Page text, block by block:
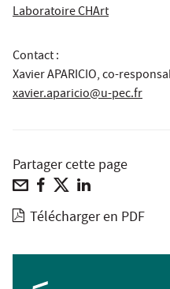
Laboratoire CHArt
Contact :
Xavier APARICIO, co-
xavier.aparicio@u-pec.fr
Partager cette page
Télécharger en PDF